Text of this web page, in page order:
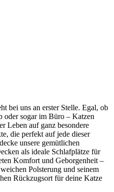
bei uns an erster Stelle. Egal, ob
oder sogar im Büro – Katzen
Leben auf ganz besondere
die perfekt auf jede dieser
unsere gemütlichen
als ideale Schlafplätze für
Komfort und Geborgenheit –
Polsterung und seinem
Rückzugsort für deine Katze